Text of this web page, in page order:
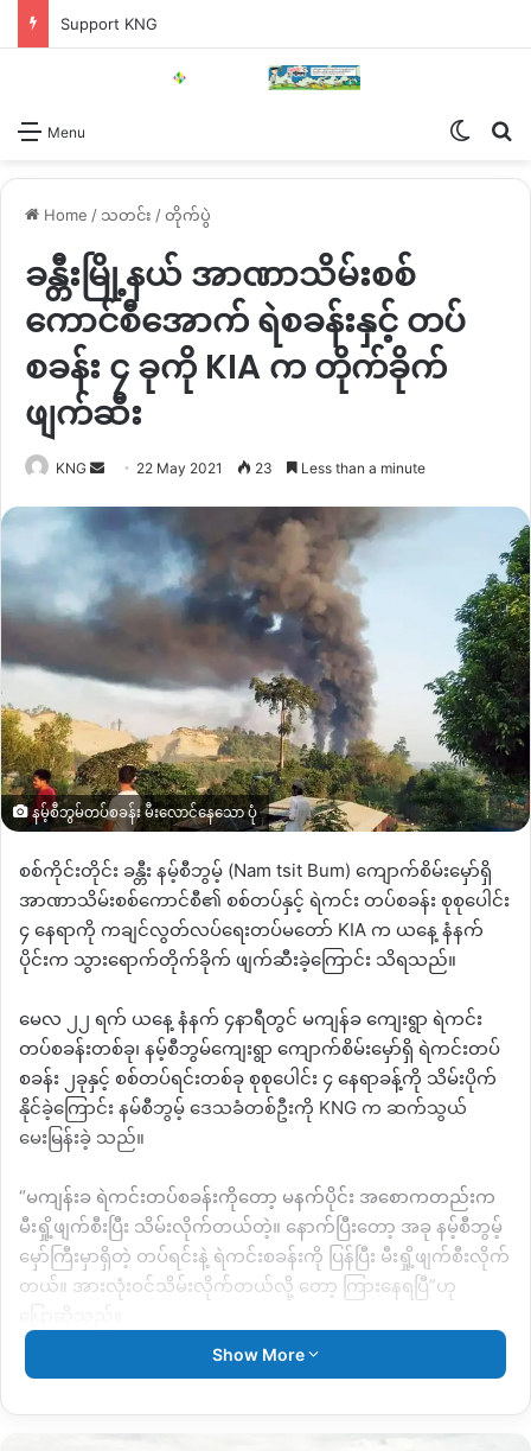
Support KNG
Menu
Home / သတင်း /တိုက်ပွဲ
ခန္တီးမြို့နယ် အာဏာသိမ်းစစ်
ကောင်စီအောက် ရဲစခန်းနှင့် တပ်
စခန်း ၄ ခုကို KIA က တိုက်ခိုက်
ဖျက်ဆီး
KNG
Send
email
22 May 2021 23 Less than a minute
နမ့်စီဘွမ်တပ်စခန်း မီးလောင်နေသော ပုံ
စစ်ကိုင်းတိုင်း ခန္တီး နမ့်စီဘွမ့် (Nam tsit Bum) ကျောက်စိမ်းမှော်ရှိ
အာဏာသိမ်းစစ်ကောင်စီ၏ စစ်တပ်နှင့် ရဲကင်း တပ်စခန်း စုစုပေါင်း
၄ နေရာကို ကချင်လွတ်လပ်ရေးတပ်မတော် KIA က ယနေ့ နံနက်
ပိုင်းက သွားရောက်တိုက်ခိုက် ဖျက်ဆီးခဲ့ကြောင်း သိရသည်။
မေလ ၂၂ ရက် ယနေ့ နံနက် ၄နာရီတွင် မကျန်ခ ကျေးရွာ ရဲကင်း
တပ်စခန်းတစ်ခု၊ နမ့်စီဘွမ်ကျေးရွာ ကျောက်စိမ်းမှော်ရှိ ရဲကင်းတပ်
စခန်း ၂ခုနှင့် စစ်တပ်ရင်းတစ်ခု စုစုပေါင်း ၄ နေရာခန့်ကို သိမ်းပိုက်
နိုင်ခဲ့ကြောင်း နမ်စီဘွမ့် ဒေသခံတစ်ဦးကို KNG က ဆက်သွယ်
မေးမြန်းခဲ့ သည်။
“မကျန်းခ ရဲကင်းတပ်စခန်းကိုတော့ မနက်ပိုင်း အစောကတည်းက
မီးရှို့ဖျက်စီးပြီး သိမ်းလိုက်တယ်တဲ့။ နောက်ပြီးတော့ အခု နမ့်စီဘွမ့်
မှော်ကြီးမှာရှိတဲ့ တပ်ရင်းနဲ့ ရဲကင်းစခန်းကို ပြန်ပြီး မီးရှို့ဖျက်စီးလိုက်
တယ်။ အားလုံးဝင်သိမ်းလိုက်တယ်လို့ တော့ ကြားနေရပြီ”ဟု
ကချင်လွတ်လပ်ရေးတပ်မတော် KIA တပ်မဟာ ၉ အောက် တပ်ရင်း
နံနက် ၆ နာရီ ဝန်းကျင်တွင် အာဏာသိမ်း စစ်တပ်က လေယာဉ် ၃ စီး
Show More